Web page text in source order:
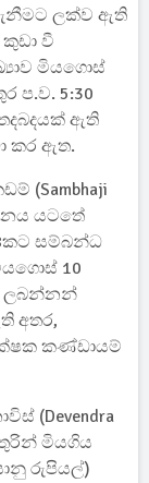
ලක්ව ඇති
වී
මියගොස්
ප.ව. 5:30
ඇති
කර ඇත.
(Sambhaji
යටතේ
සම්බන්ධ
10
ලබන්නන්
අතර,
කණ්ඩායම්
(Devendra
මියගිය
රුපියල්)